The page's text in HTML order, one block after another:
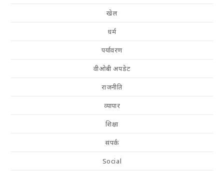
खेल
धर्म
पर्यावरण
वीओबी अपडेट
राजनीति
व्यापार
शिक्षा
संपर्क
Social